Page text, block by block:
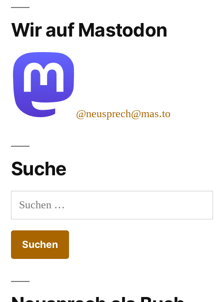
Wir auf Mastodon
@neusprech@mas.to
Suche
Suchen
nach: